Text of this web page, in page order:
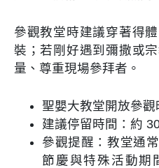
參觀教堂時建議穿著得
裝；若剛好遇到彌撒或
量、尊重現場參拜者。
聖嬰大教堂開放參
建議停留時間：約
參觀提醒：教堂通
節慶與特殊活動期